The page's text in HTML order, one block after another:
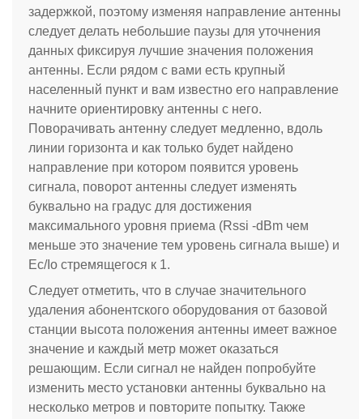
задержкой, поэтому изменяя направление антенны
следует делать небольшие паузы для уточнения
данных фиксируя лучшие значения положения
антенны. Если рядом с вами есть крупный
населенный пункт и вам известно его направление
начните ориентировку антенны с него.
Поворачивать антенну следует медленно, вдоль
линии горизонта и как только будет найдено
направление при котором появится уровень
сигнала, поворот антенны следует изменять
буквально на градус для достижения
максимального уровня приема (Rssi -dBm чем
меньше это значение тем уровень сигнала выше) и
Ec/Io стремящегося к 1.
Следует отметить, что в случае значительного
удаления абонентского оборудования от базовой
станции высота положения антенны имеет важное
значение и каждый метр может оказаться
решающим. Если сигнал не найден попробуйте
изменить место установки антенны буквально на
несколько метров и повторите попытку. Также